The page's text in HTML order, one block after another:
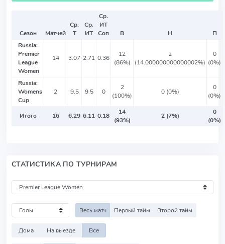
Сезон Матчей
Ср.
Т
Ср.
ИТ
Ср.
ИТ
Соп
В Н
П
Russia:
Premier
League
Women
14 3.07 2.71 0.36
12
(86%)
2
(14.000000000000002%)
0
(0%)
Russia:
Womens
Cup
2 9.5 9.5 0
2
(100%)
0 (0%)
0
(0%)
Итого 16 6.29 6.11 0.18
14
(93%)
2 (7%)
0
(0%)
СТАТИСТИКА ПО ТУРНИРАМ
Весь матч Первый тайм Второй тайм
Дома На выезде Все